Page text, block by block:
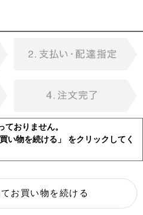
おりません。
い物を続ける」 をクリックしてく